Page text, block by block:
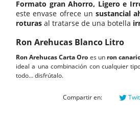
Formato gran Ahorro, Ligero e
este envase ofrece unsustancial
roturas al tratarse de una botella
Ron Arehucas Blanco Litro
Ron Arehucas Carta Oro es unron
ideal a una combinación con cualquier
todo… disfrútalo.
Compartir en: